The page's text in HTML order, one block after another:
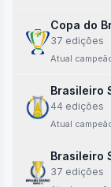
Copa do
37 edições
Atual
Brasileiro
44 edições
Atual
Brasileiro
37 edições